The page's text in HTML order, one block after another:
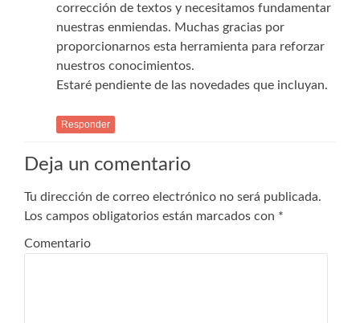
corrección de textos y necesitamos fundamentar
nuestras enmiendas. Muchas gracias por
proporcionarnos esta herramienta para reforzar
nuestros conocimientos.
Estaré pendiente de las novedades que incluyan.
Responder
Deja un comentario
Tu dirección de correo electrónico no será publicada.
Los campos obligatorios están marcados con *
Comentario